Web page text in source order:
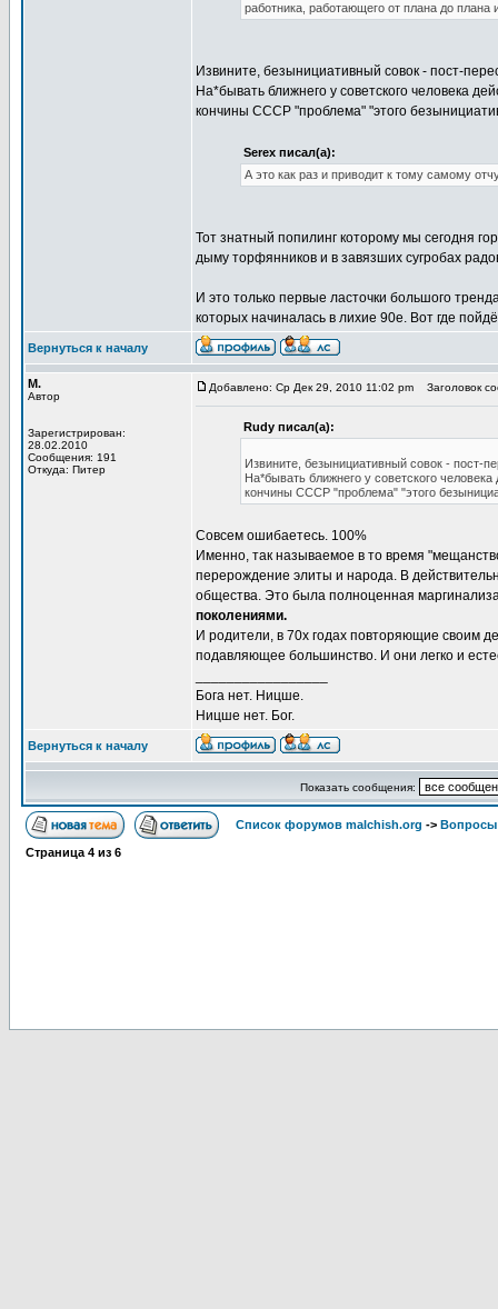
работника, работающего от плана до плана
Извините, безынициативный совок - пост-
На*бывать ближнего у советского человека
кончины СССР "проблема" "этого
Serex писал(а):
А это как раз и приводит к тому самому
Тот знатный попилинг которому мы сегодня
дыму торфянников и в завязших сугробах
И это только первые ласточки большого
которых начиналась в лихие 90е. Вот где
Вернуться к началу
М.
Автор
Зарегистрирован:
28.02.2010
Сообщения: 191
Откуда: Питер
Добавлено: Ср Дек 29, 2010 11:02 pm Заголовок
Rudy писал(а):
Извините, безынициативный совок - пост-
На*бывать ближнего у советского
кончины СССР "проблема" "этого
Совсем ошибаетесь. 100%
Именно, так называемое в то время
перерождение элиты и народа. В
общества. Это была полноценная
поколениями.
И родители, в 70х годах повторяющие своим
подавляющее большинство. И они легко и
Бога нет. Ницше.
Ницше нет. Бог.
Вернуться к началу
Показать сообщения:
Список форумов malchish.org -> Вопросы
Страница 4 из 6